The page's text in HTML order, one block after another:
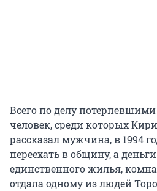
Всего по делу
человек, среди которых
рассказал мужчина, в 1994
переехать в общину, а
единственного жилья,
отдала одному из людей